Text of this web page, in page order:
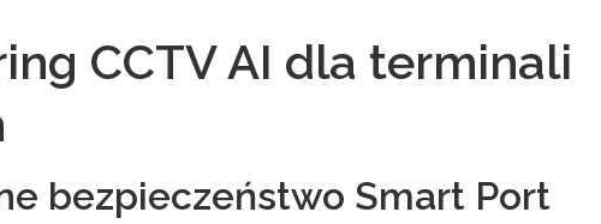
CCTV AI dla terminali
bezpieczeństwo Smart Port